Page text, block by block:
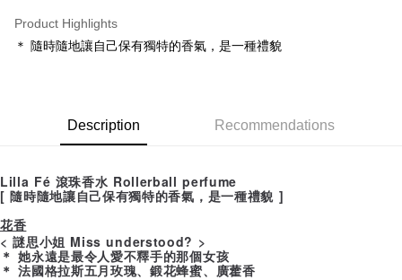
Plus Pay
ATM Transfer
全家取貨付款
NT$65/order | Free shipping on orders of NT$1,500 or more
7-11取貨付款
NT$65/order | Free shipping on orders of NT$1,500 or more
郵寄
NT$65/order | Free shipping on orders of NT$1,500 or more
Product Highlights
＊ 隨時隨地讓自己保有獨特的香氣，是一種禮貌
Description Recommendations
Lilla Fé 滾珠香水 Rollerball perfume
[ 隨時隨地讓自己保有獨特的香氣，是一種禮貌 ]
花香
< 謎思小姐 Miss understood? >
＊ 她永遠是最令人愛不釋手的那個女孩
＊ 法國格拉斯五月玫瑰、鍛花蜂蜜、廣藿香